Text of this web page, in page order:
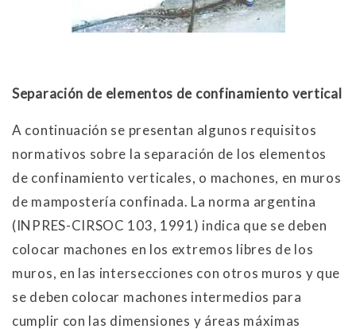
Separación de elementos de confinamiento vertical
A continuación se presentan algunos requisitos
normativos sobre la separación de los elementos
de confinamiento verticales, o machones, en muros
de mampostería confinada. La norma argentina
(INPRES-CIRSOC 103, 1991) indica que se deben
colocar machones en los extremos libres de los
muros, en las intersecciones con otros muros y que
se deben colocar machones intermedios para
cumplir con las dimensiones y áreas máximas